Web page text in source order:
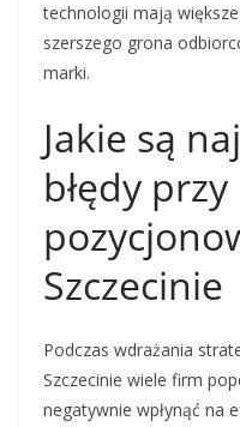
technologii mają
szerszego grona
marki.
Jakie są
błędy przy
Szczecinie
Podczas wdrażania
Szczecinie wiele firm
negatywnie wpłynąć na